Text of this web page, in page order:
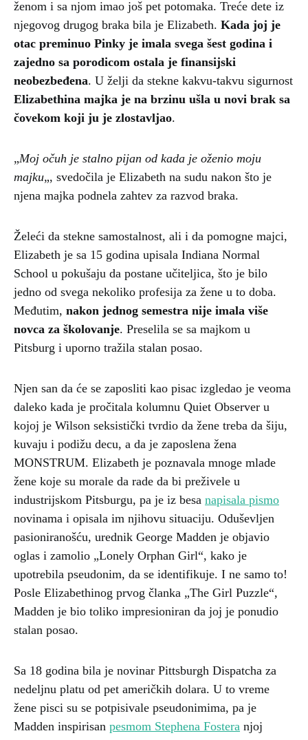
ženom i sa njom imao još pet potomaka. Treće dete iz
njegovog drugog braka bila je Elizabeth. Kada joj je
otac preminuo Pinky je imala svega šest godina i
zajedno sa porodicom ostala je finansijski
neobezbeđena. U želji da stekne kakvu-takvu sigurnost
Elizabethina majka je na brzinu ušla u novi brak sa
čovekom koji ju je zlostavljao.
„Moj očuh je stalno pijan od kada je oženio moju
majku„, svedočila je Elizabeth na sudu nakon što je
njena majka podnela zahtev za razvod braka.
Želeći da stekne samostalnost, ali i da pomogne majci,
Elizabeth je sa 15 godina upisala Indiana Normal
School u pokušaju da postane učiteljica, što je bilo
jedno od svega nekoliko profesija za žene u to doba.
Međutim, nakon jednog semestra nije imala više
novca za školovanje. Preselila se sa majkom u
Pitsburg i uporno tražila stalan posao.
Njen san da će se zaposliti kao pisac izgledao je veoma
daleko kada je pročitala kolumnu Quiet Observer u
kojoj je Wilson seksistički tvrdio da žene treba da šiju,
kuvaju i podižu decu, a da je zaposlena žena
MONSTRUM. Elizabeth je poznavala mnoge mlade
žene koje su morale da rade da bi preživele u
industrijskom Pitsburgu, pa je iz besa napisala pismo
novinama i opisala im njihovu situaciju. Oduševljen
pasioniranošću, urednik George Madden je objavio
oglas i zamolio „Lonely Orphan Girl“, kako je
upotrebila pseudonim, da se identifikuje. I ne samo to!
Posle Elizabethinog prvog članka „The Girl Puzzle“,
Madden je bio toliko impresioniran da joj je ponudio
stalan posao.
Sa 18 godina bila je novinar Pittsburgh Dispatcha za
nedeljnu platu od pet američkih dolara. U to vreme
žene pisci su se potpisivale pseudonimima, pa je
Madden inspirisan pesmom Stephena Fostera njoj